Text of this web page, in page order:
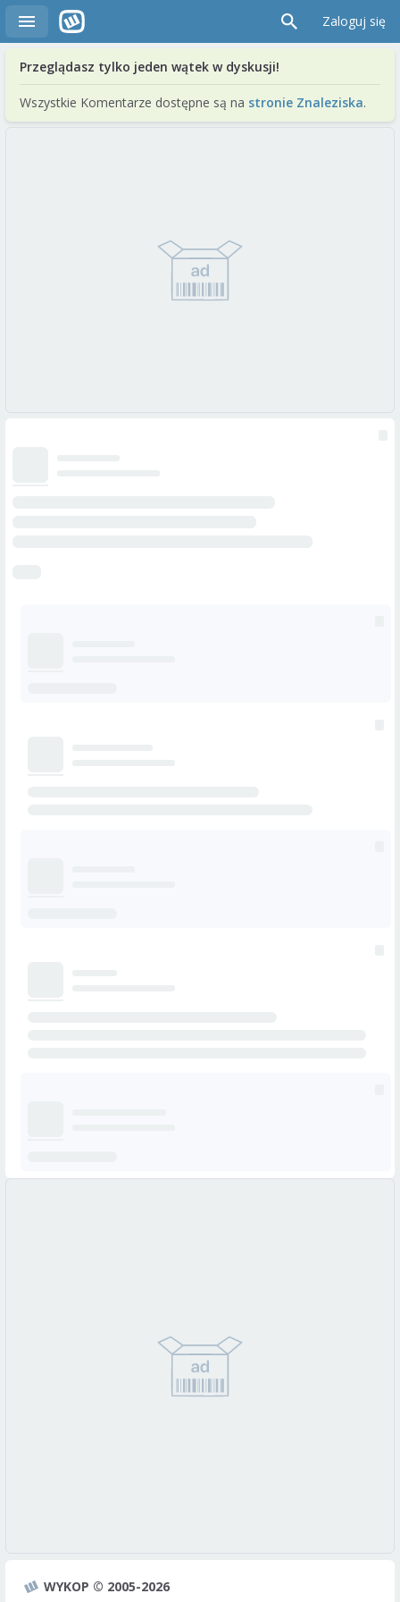
Zaloguj się
Przeglądasz tylko jeden wątek w dyskusji!
Wszystkie Komentarze dostępne są na stronie Znaleziska.
WYKOP © 2005-2026